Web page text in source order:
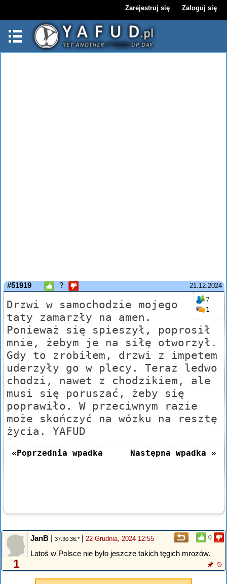
Zarejestruj się Zaloguj się
21.12.2024
#51919 ?
7
1
Drzwi w samochodzie mojego
taty zamarzły na amen.
Ponieważ się spieszył, poprosił
mnie, żebym je na siłę otworzył.
Gdy to zrobiłem, drzwi z impetem
uderzyły go w plecy. Teraz ledwo
chodzi, nawet z chodzikiem, ale
musi się poruszać, żeby się
poprawiło. W przeciwnym razie
może skończyć na wózku na resztę
życia. YAFUD
«Poprzednia wpadka Następna wpadka »
0
1
JanB | 37.30.36.* | 22 Grudnia, 2024 12:55
Latoś w Polsce nie było jeszcze takich tęgich mrozów.